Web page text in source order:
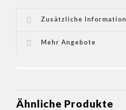
Zusätzliche Information
Mehr Angebote
Ähnliche Produkte